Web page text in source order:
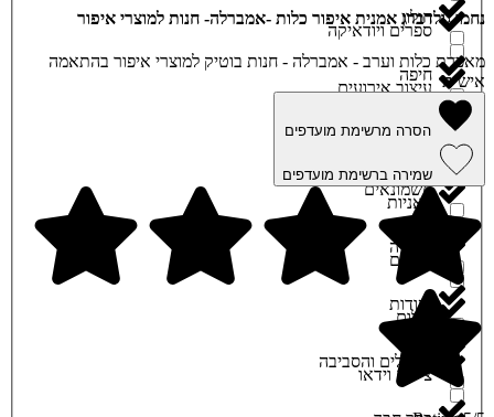
ספרים ויודאיקה
עיצוב אירועים
פאניות
פרחים
צילום
צילום וידאו
חולון
חיפה
חריש
חשמונאים
טבריה
יסודות
ירושלים והסביבה
נחמי גולדברג אמנית איפור כלות -אמברלה- חנות למוצרי איפור
מאפרת כלות וערב - אמברלה - חנות בוטיק למוצרי איפור בהתאמה
אישית
הסרה מרשימת מועדפים
שמירה ברשימת מועדפים